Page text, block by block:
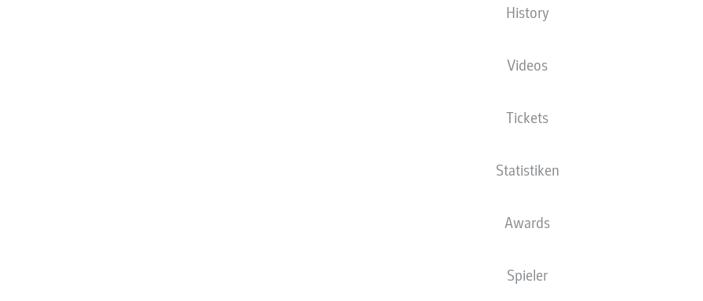
History
Videos
Tickets
Statistiken
Awards
Spieler